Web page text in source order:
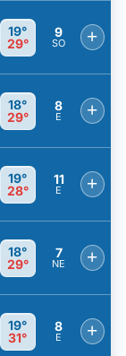
19°
29°
9
SO +
18°
29°
8
E +
19°
28°
11
E +
18°
29°
7
NE +
19°
31°
8
E +